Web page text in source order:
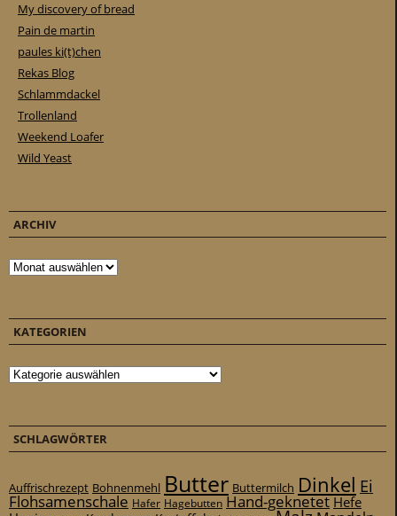
My discovery of bread
Pain de martin
paules ki(t)chen
Rekas Blog
Schlammdackel
Trollenland
Weekend Loafer
Wild Yeast
ARCHIV
Archiv
KATEGORIEN
Kategorien
SCHLAGWÖRTER
Auffrischrezept Bohnenmehl Butter Buttermilch Dinkel Ei
Flohsamenschale Hafer Hagebutten Hand-geknetet Hefe